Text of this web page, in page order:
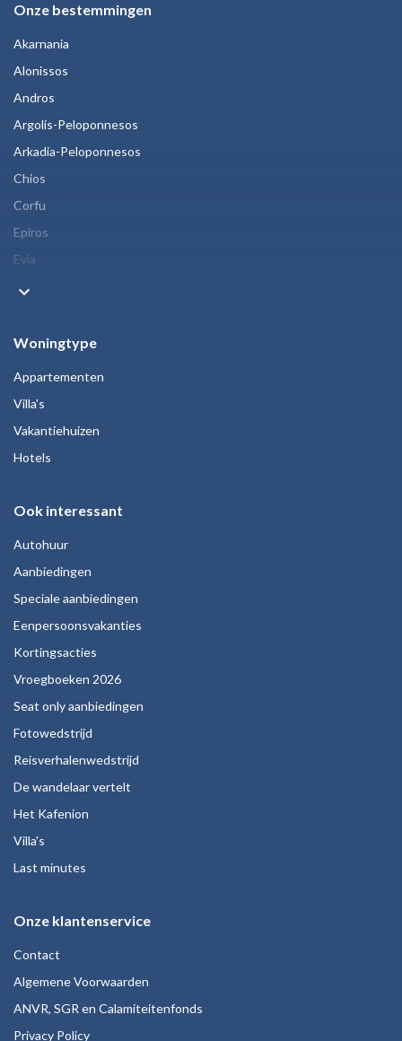
Onze bestemmingen
Akarnania
Alonissos
Andros
Argolis-Peloponnesos
Arkadia-Peloponnesos
Chios
Corfu
Epiros
Evia
keyboard_arrow_down
Woningtype
Appartementen
Villa's
Vakantiehuizen
Hotels
Ook interessant
Autohuur
Aanbiedingen
Speciale aanbiedingen
Eenpersoonsvakanties
Kortingsacties
Vroegboeken 2026
Seat only aanbiedingen
Fotowedstrijd
Reisverhalenwedstrijd
De wandelaar vertelt
Het Kafenion
Villa's
Last minutes
Onze klantenservice
Contact
Algemene Voorwaarden
ANVR, SGR en Calamiteitenfonds
Privacy Policy